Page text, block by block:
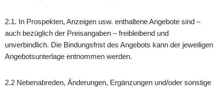
2.1. In Prospekten, Anzeigen usw. enthaltene Angebote sind –
auch bezüglich der Preisangaben – freibleibend und
unverbindlich. Die Bindungsfrist des Angebots kann der jeweiligen
Angebotsunterlage entnommen werden.
2.2 Nebenabreden, Änderungen, Ergänzungen und/oder sonstige